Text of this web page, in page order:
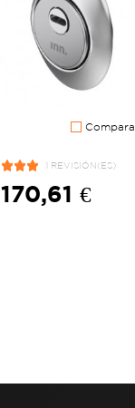
1 REVISIÓN(ES)
170,61 €